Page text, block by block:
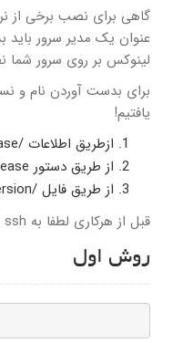
گاهی برای نصب برخی از
عنوان یک مدیر سرور باید
لینوکس بر روی سرور
برای بدست آوردن نام و
یافتیم!
ازطریق اطلاعات /etc/*-release
از طریق دستور lsb_release
از طریق فایل /proc/version
قبل از هرکاری لطفا به ssh یا Terminal سرور خود متصل شوید.
روش اول